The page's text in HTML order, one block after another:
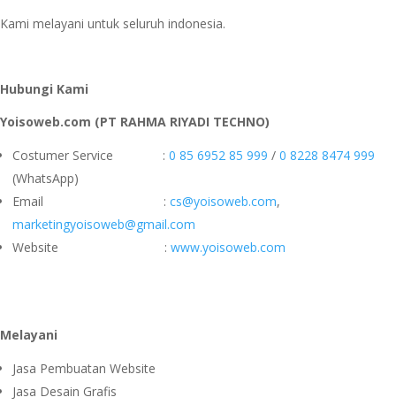
Kami melayani untuk seluruh indonesia.
Hubungi Kami
Yoisoweb.com (PT RAHMA RIYADI TECHNO)
Costumer Service : 0 85 6952 85 999 / 0 8228 8474 999
(WhatsApp)
Email : cs@yoisoweb.com,
marketingyoisoweb@gmail.com
Website : www.yoisoweb.com
Melayani
Jasa Pembuatan Website
Jasa Desain Grafis